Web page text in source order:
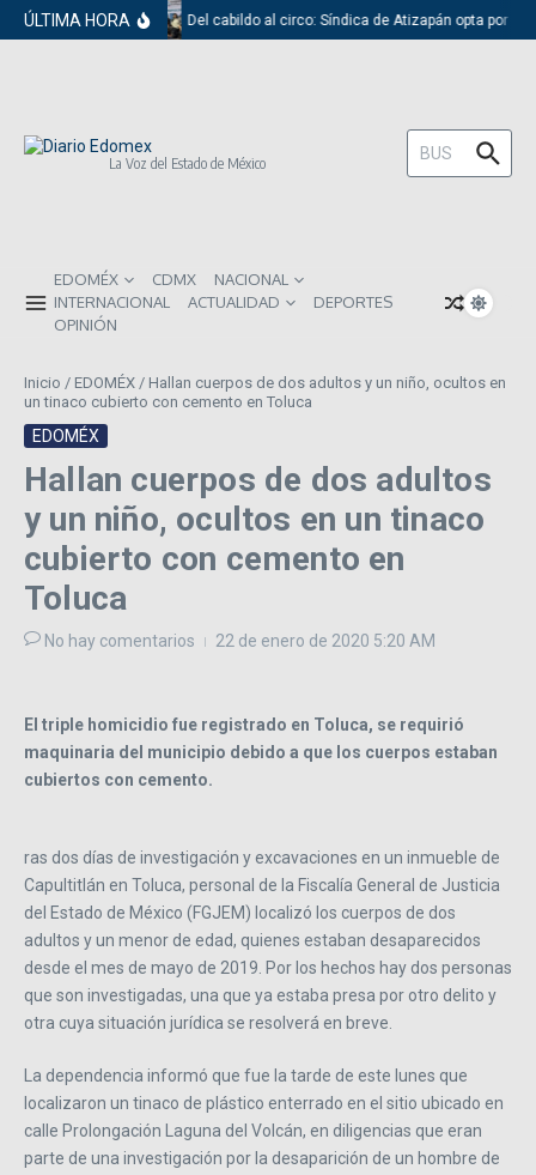
Saltar al contenido
ÚLTIMA HORA Del cabildo al circo: Síndica de Atizapán opta por el
La Voz del Estado de México
Buscar:
EDOMÉX CDMX
NACIONAL
INTERNACIONAL
ACTUALIDAD
DEPORTES
OPINIÓN
Inicio / EDOMÉX / Hallan cuerpos de dos adultos y un niño, ocultos en
un tinaco cubierto con cemento en Toluca
EDOMÉX
Hallan cuerpos de dos adultos
y un niño, ocultos en un tinaco
cubierto con cemento en
Toluca
No hay comentarios 22 de enero de 2020 5:20 AM
El triple homicidio fue registrado en Toluca, se requirió
maquinaria del municipio debido a que los cuerpos estaban
cubiertos con cemento.
ras dos días de investigación y excavaciones en un inmueble de
Capultitlán en Toluca, personal de la Fiscalía General de Justicia
del Estado de México (FGJEM) localizó los cuerpos de dos
adultos y un menor de edad, quienes estaban desaparecidos
desde el mes de mayo de 2019. Por los hechos hay dos personas
que son investigadas, una que ya estaba presa por otro delito y
otra cuya situación jurídica se resolverá en breve.
La dependencia informó que fue la tarde de este lunes que
localizaron un tinaco de plástico enterrado en el sitio ubicado en
calle Prolongación Laguna del Volcán, en diligencias que eran
parte de una investigación por la desaparición de un hombre de